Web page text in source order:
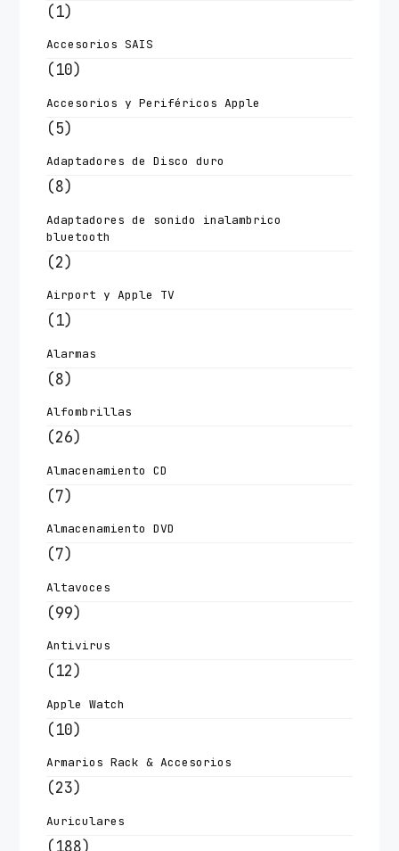
(1)
Accesorios SAIS
(10)
Accesorios y Periféricos Apple
(5)
Adaptadores de Disco duro
(8)
Adaptadores de sonido inalambrico
bluetooth
(2)
Airport y Apple TV
(1)
Alarmas
(8)
Alfombrillas
(26)
Almacenamiento CD
(7)
Almacenamiento DVD
(7)
Altavoces
(99)
Antivirus
(12)
Apple Watch
(10)
Armarios Rack & Accesorios
(23)
Auriculares
(188)